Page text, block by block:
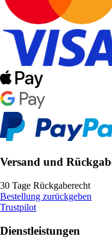
Versand und
30 Tage Rückgaberecht
Bestellung zurückgeben
Trustpilot
Dienstleistungen